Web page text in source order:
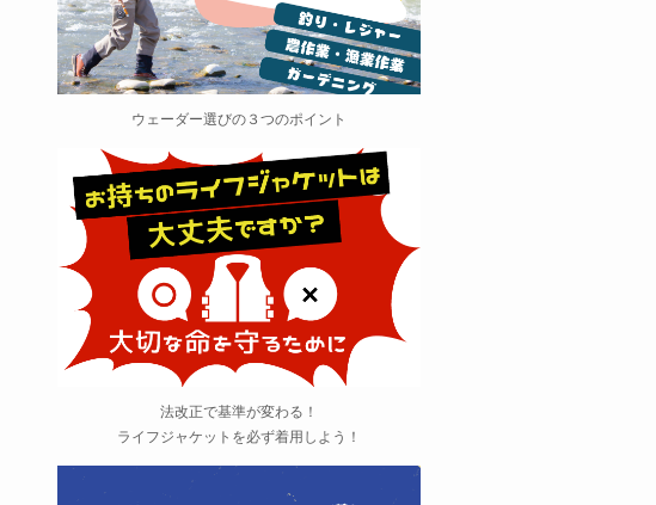
ウェーダー選びの３つのポイント
法改正で基準が変わる！
ライフジャケットを必ず着用しよう！